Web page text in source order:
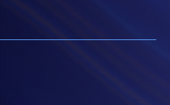
上服務，如學員就讀的課
會通知學員有關程序。
(PPS) (不適用於手機)、
信支付」(Online WeChat